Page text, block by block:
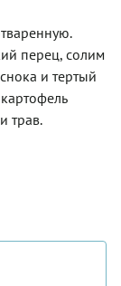
перец, солим
и тертый
трав.